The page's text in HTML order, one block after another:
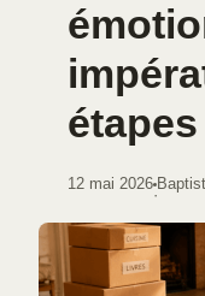
12 mai 2026
·